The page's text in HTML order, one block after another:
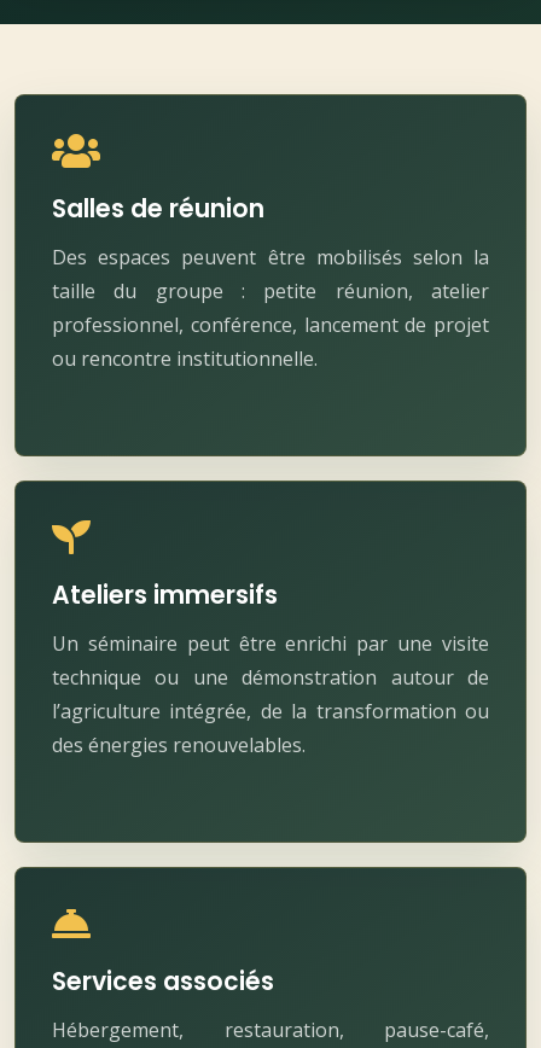
Salles de réunion
Des espaces peuvent être mobilisés selon la
taille du groupe : petite réunion, atelier
professionnel, conférence, lancement de projet
ou rencontre institutionnelle.
Ateliers immersifs
Un séminaire peut être enrichi par une visite
technique ou une démonstration autour de
l’agriculture intégrée, de la transformation ou
des énergies renouvelables.
Services associés
Hébergement, restauration, pause-café,